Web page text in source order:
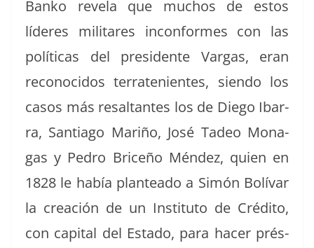
Banko rev­ela que muchos de estos
líderes mil­itares incon­formes con las
políti­cas del pres­i­dente Var­gas, eran
recono­ci­dos ter­rate­nientes, sien­do los
casos más resaltantes los de Diego Ibar­
ra, San­ti­a­go Mar­iño, José Tadeo Mon­a­
gas y Pedro Briceño Mén­dez, quien en
1828 le había plantea­do a Simón Bolí­var
la creación de un Insti­tu­to de Crédi­to,
con cap­i­tal del Esta­do, para hac­er prés­